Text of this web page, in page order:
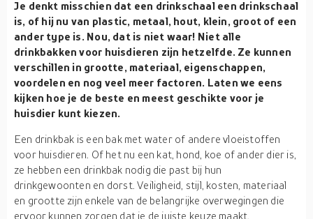
Je denkt misschien dat een drinkschaal een drinkschaal
is, of hij nu van plastic, metaal, hout, klein, groot of een
ander type is. Nou, dat is niet waar! Niet alle
drinkbakken voor huisdieren zijn hetzelfde. Ze kunnen
verschillen in grootte, materiaal, eigenschappen,
voordelen en nog veel meer factoren. Laten we eens
kijken hoe je de beste en meest geschikte voor je
huisdier kunt kiezen.
Een drinkbak is een bak met water of andere vloeistoffen
voor huisdieren. Of het nu een kat, hond, koe of ander dier is,
ze hebben een drinkbak nodig die past bij hun
drinkgewoonten en dorst. Veiligheid, stijl, kosten, materiaal
en grootte zijn enkele van de belangrijke overwegingen die
ervoor kunnen zorgen dat je de juiste keuze maakt.